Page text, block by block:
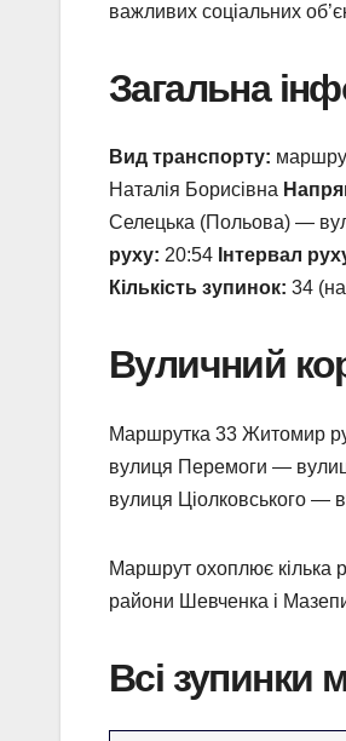
важливих соціальних
Загальна
Вид транспорту:
Наталія Борисівна
Селецька (Польова) —
руху: 20:54 Інтервал
Кількість зупинок: 34
Вуличний
Маршрутка 33 Житомир
вулиця Перемоги —
вулиця Ціолковського —
Маршрут охоплює кілька
райони Шевченка і
Всі зупинки